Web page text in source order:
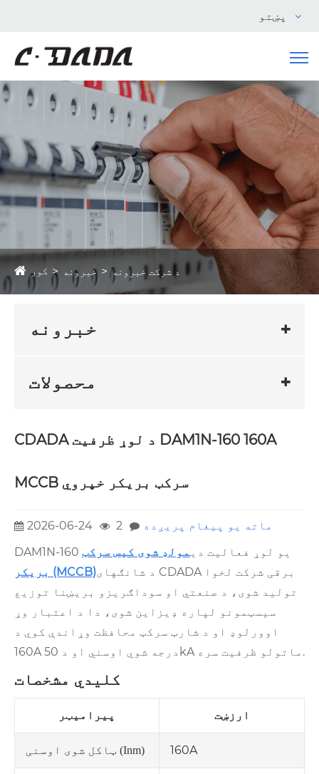
پښتو
کور خبرونه د شرکت خبرونه
خبرونه
محصولات
CDADA د لوړ ظرفیت DAM1N-160 160A
MCCB سرکټ بریکر خپروي
2026-06-24 2
ماته یو پیغام پریږده
DAM1N-160 یو لوړ فعالیت دی مولډ شوی کیس سرکټ
بریکر (MCCB)د شانګهای CDADA برقی شرکت لخوا
تولید شوی، د صنعتي او سوداګریزو بریښنا توزیع
سیسټمونو لپاره ډیزاین شوی، دا د اعتبار وړ
اوورلوډ او د شارټ سرکټ محافظت وړاندې کوي د
160A درجه شوي اوسني او د 50kA ماتولو ظرفیت سره.
کلیدي مشخصات
پیرامیټر ارزښت
ټاکل شوی اوسنی (Inm) 160A